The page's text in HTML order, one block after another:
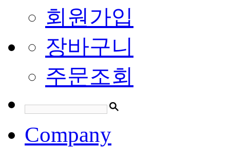
회원가입
장바구니
주문조회
Company